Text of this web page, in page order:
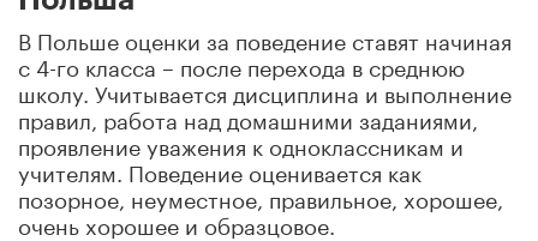
В Польше оценки за поведение ставят начиная
с 4-го класса – после перехода в среднюю
школу. Учитывается дисциплина и выполнение
правил, работа над домашними заданиями,
проявление уважения к одноклассникам и
учителям. Поведение оценивается как
позорное, неуместное, правильное, хорошее,
очень хорошее и образцовое.